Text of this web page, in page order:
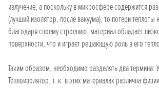
излучение, а поскольку в микросфере содержится
(лучший изолятор, после вакуума), то потери теплоты
благодаря своему строению, материал обладает
поверхности, что и играет решающую роль в его
Таким образом, необходимо разделять два термина:
Теплоизолятор, т. к. в этих материалах различна